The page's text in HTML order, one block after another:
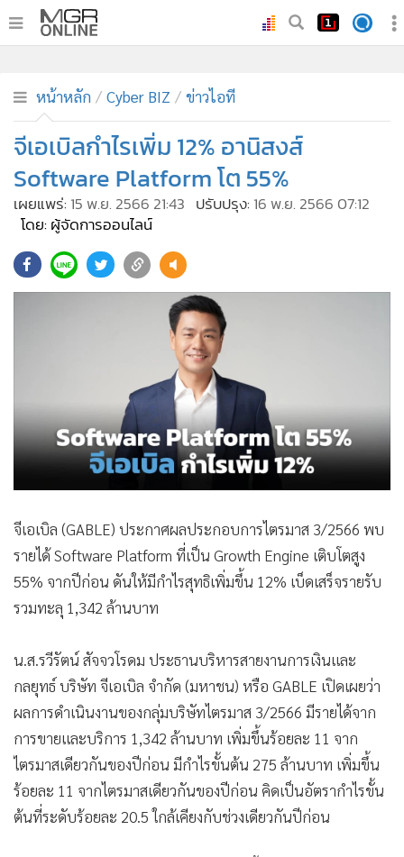
• ทันเหตุการณ์
• ภาคใต้
• ภูมิภาค
• Online Section
• บันเทิง
ผู้จัดการรายวัน
• คอลัมนิสต์
• ละคร
Good health & Well-being
• Green Innovation & SD
• Management & HR
• MGR Live
การเมือง
ท่องเที่ยว
• Special Scoop
• เศรษฐกิจ-ธุรกิจ
• จีน
• ชุมชน-คุณภาพชีวิต
• อาชญากรรม
• Motoring
• เกม
หน้าหลัก Cyber BIZ ข่าวไอที
จีเอเบิลกำไรเพิ่ม 12% อานิสงส์
Software Platform โต 55%
เผยแพร่: 15 พ.ย. 2566 21:43 ปรับปรุง: 16 พ.ย. 2566 07:12
โดย: ผู้จัดการออนไลน์
จีเอเบิล (GABLE) ประกาศผลประกอบการไตรมาส 3/2566 พบ
รายได้ Software Platform ที่เป็น Growth Engine เติบโตสูง
55% จากปีก่อน ดันให้มีกำไรสุทธิเพิ่มขึ้น 12% เบ็ดเสร็จรายรับ
รวมทะลุ 1,342 ล้านบาท
น.ส.รวีรัตน์ สัจจวโรดม ประธานบริหารสายงานการเงินและ
กลยุทธ์ บริษัท จีเอเบิล จำกัด (มหาชน) หรือ GABLE เปิดเผยว่า
ผลการดำเนินงานของกลุ่มบริษัทไตรมาส 3/2566 มีรายได้จาก
การขายและบริการ 1,342 ล้านบาท เพิ่มขึ้นร้อยละ 11 จาก
ไตรมาสเดียวกันของปีก่อน มีกำไรขั้นต้น 275 ล้านบาท เพิ่มขึ้น
ร้อยละ 11 จากไตรมาสเดียวกันของปีก่อน คิดเป็นอัตรากำไรขั้น
ต้นที่ระดับร้อยละ 20.5 ใกล้เคียงกับช่วงเดียวกันปีก่อน